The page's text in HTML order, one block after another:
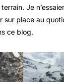
Je
sur place au
ce blog.